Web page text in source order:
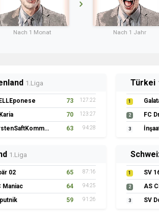
Nach 1 Monat Nach 1 Jahr
1.Liga
73 127:22
70 123:27
>GerstenSaftKommando 63 94:28
Türkei
1
2 FC
3
1.Liga
02 65 87:16
Maniac 64 94:25
59 91:26
1 SV
2 AS
3 SV